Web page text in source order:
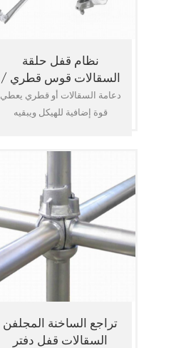
نظام قفل حلقة
السقالات قوس قطري /
قوس الخليج
دعامة السقالات أو قطري يعطي
قوة إضافية للهيكل ويبقيه
نهايات مصبوبة من الفولاذ والتي
يمكن
تراجع الساخنة المجلفن
السقالات قفل دفتر